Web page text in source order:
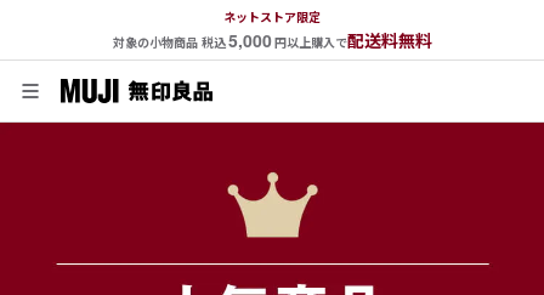
ネットストア限定
対象の小物商品 税込5,000円以上購入で配送料無料